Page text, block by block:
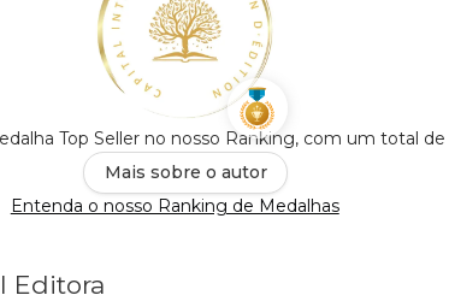
Top Seller no nosso Ranking, com um total de
Mais sobre o autor
Entenda o nosso Ranking de Medalhas
Editora